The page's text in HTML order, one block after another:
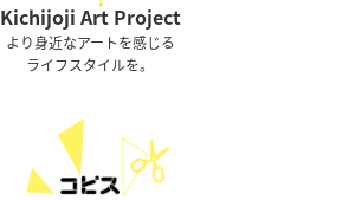
Kichijoji Art Project
より身近なアートを感じる
ライフスタイルを。